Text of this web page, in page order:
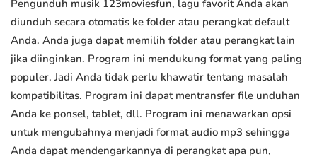
Pengunduh musik 123moviesfun, lagu favorit Anda akan
diunduh secara otomatis ke folder atau perangkat default
Anda. Anda juga dapat memilih folder atau perangkat lain
jika diinginkan. Program ini mendukung format yang paling
populer. Jadi Anda tidak perlu khawatir tentang masalah
kompatibilitas. Program ini dapat mentransfer file unduhan
Anda ke ponsel, tablet, dll. Program ini menawarkan opsi
untuk mengubahnya menjadi format audio mp3 sehingga
Anda dapat mendengarkannya di perangkat apa pun,